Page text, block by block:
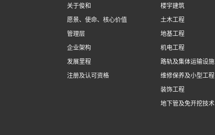
关于俊和
愿景、使命、核心价值
管理层
企业架构
发展里程
注册及认可资格
楼宇建筑
土木工程
地基工程
机电工程
路轨及集体运输设施
维修保养及小型工程
装饰工程
地下管及免开挖技术